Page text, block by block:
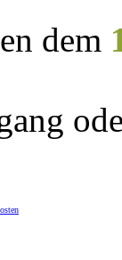
dem